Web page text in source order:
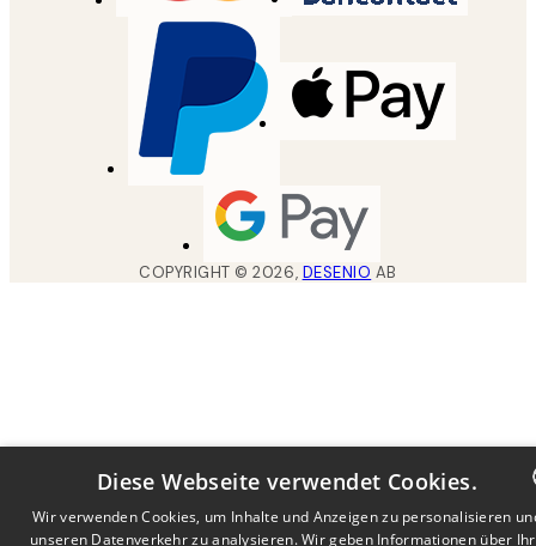
COPYRIGHT ©2026, DESENIO AB
DUTCH
Diese Webseite verwendet Cookies.
Wir verwenden Cookies, um Inhalte und Anzeigen zu personalisieren
unseren Datenverkehr zu analysieren. Wir geben Informationen über